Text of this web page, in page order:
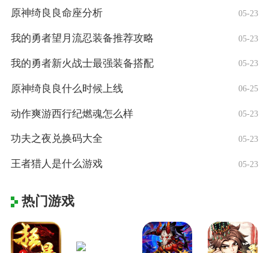
原神绮良良命座分析 05-23
我的勇者望月流忍装备推荐攻略 05-23
我的勇者新火战士最强装备搭配 05-23
原神绮良良什么时候上线 06-25
动作爽游西行纪燃魂怎么样 05-23
功夫之夜兑换码大全 05-23
王者猎人是什么游戏 05-23
热门游戏